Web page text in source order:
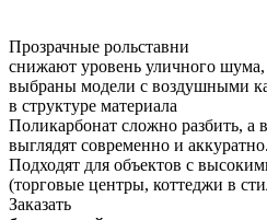
Прозрачные рольставни
снижают уровень уличного шума,
выбраны модели с воздушными
в структуре материала
Поликарбонат сложно разбить, а
выглядят современно и аккуратно.
Подходят для объектов с
(торговые центры, коттеджи в
Заказать